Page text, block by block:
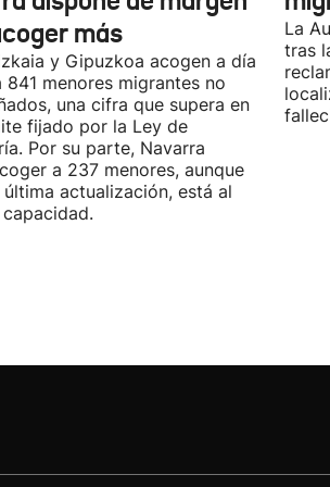
más
y Gipuzkoa acogen a día
841 menores migrantes no
una cifra que supera en
fijado por la Ley de
Por su parte, Navarra
a 237 menores, aunque
última actualización, está al
La
tras